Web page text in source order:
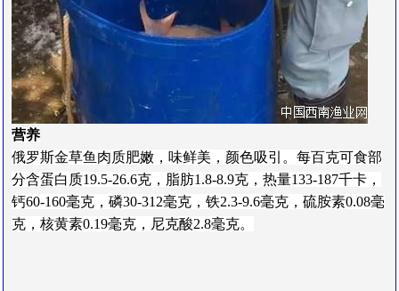
营养
俄罗斯金草鱼肉质肥嫩，味鲜美，颜色吸引。每百克可食部
分含蛋白质19.5-26.6克，脂肪1.8-8.9克，热量133-187千卡，
钙60-160毫克，磷30-312毫克，铁2.3-9.6毫克，硫胺素0.08毫
克，核黄素0.19毫克，尼克酸2.8毫克。